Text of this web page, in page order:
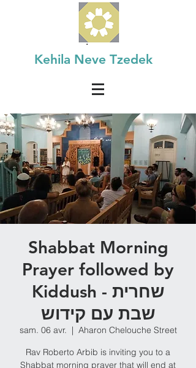
Kehila Neve Tzedek
Shabbat Morning
Prayer followed by
Kiddush - שחרית
שבת עם קידוש
sam. 06 avr.
  |
Aharon Chelouche Street
Rav Roberto Arbib is inviting you to a
Shabbat morning prayer that will end at